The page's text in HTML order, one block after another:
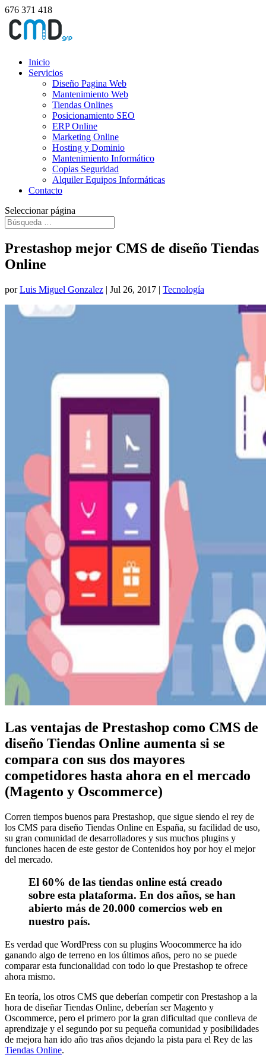
676 371 418
Inicio
Servicios
Diseño Pagina Web
Mantenimiento Web
Tiendas Onlines
Posicionamiento SEO
ERP Online
Marketing Online
Hosting y Dominio
Mantenimiento Informático
Copias Seguridad
Alquiler Equipos Informáticas
Contacto
Seleccionar página
Prestashop mejor CMS de diseño Tiendas
Online
porLuis Miguel Gonzalez | Jul 26, 2017 | Tecnología
Las ventajas de Prestashop como CMS de
diseño Tiendas Online aumenta si se
compara con sus dos mayores
competidores hasta ahora en el mercado
(Magento y Oscommerce)
Corren tiempos buenos para Prestashop, que sigue siendo el rey de
los CMS para diseño Tiendas Online en España, su facilidad de uso,
su gran comunidad de desarrolladores y sus muchos plugins y
funciones hacen de este gestor de Contenidos hoy por hoy el mejor
del mercado.
El 60% de las tiendas online está creado
sobre esta plataforma. En dos años, se han
abierto más de 20.000 comercios web en
nuestro país.
Es verdad que WordPress con su plugins Woocommerce ha ido
ganando algo de terreno en los últimos años, pero no se puede
comparar esta funcionalidad con todo lo que Prestashop te ofrece
ahora mismo.
En teoría, los otros CMS que deberían competir con Prestashop a la
hora de diseñar Tiendas Online, deberían ser Magento y
Oscommerce, pero el primero por la gran dificultad que conlleva de
aprendizaje y el segundo por su pequeña comunidad y posibilidades
de mejora han ido año tras años dejando la pista para el Rey de las
Tiendas Online.